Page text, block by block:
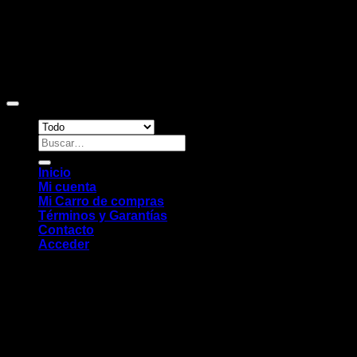
Buscar
por:
Inicio
Mi cuenta
Mi Carro de compras
Términos y Garantías
Contacto
Acceder